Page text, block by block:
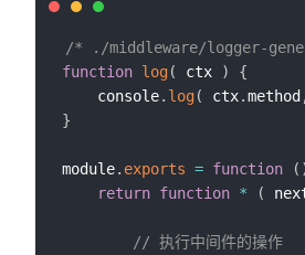
/* ./middleware/logger-
function log( ctx )
{
    console
. log( ctx.method
}
module. exports = function (
return function * (
// 执行中间件的操作